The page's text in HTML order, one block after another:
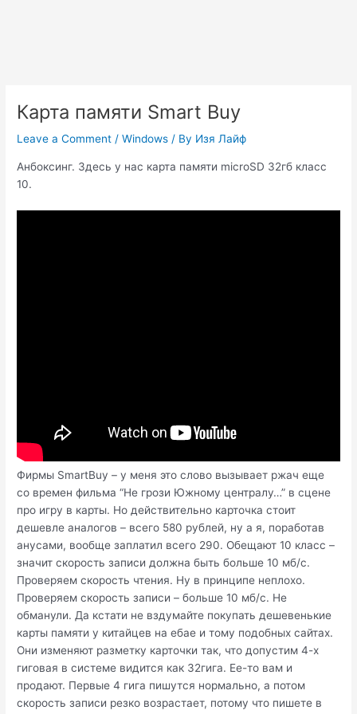
Карта памяти Smart Buy
Leave a Comment /Windows / By Изя Лайф
Анбоксинг. Здесь у нас карта памяти microSD 32гб класс
10.
Фирмы SmartBuy – у меня это слово вызывает ржач еще
со времен фильма “Не грози Южному централу…” в сцене
про игру в карты. Но действительно карточка стоит
дешевле аналогов – всего 580 рублей, ну а я, поработав
анусами, вообще заплатил всего 290. Обещают 10 класс –
значит скорость записи должна быть больше 10 мб/c.
Проверяем скорость чтения. Ну в принципе неплохо.
Проверяем скорость записи – больше 10 мб/c. Не
обманули. Да кстати не вздумайте покупать дешевенькие
карты памяти у китайцев на ебае и тому подобных сайтах.
Они изменяют разметку карточки так, что допустим 4-х
гиговая в системе видится как 32гига. Ее-то вам и
продают. Первые 4 гига пишутся нормально, а потом
скорость записи резко возрастает, потому что пишете в